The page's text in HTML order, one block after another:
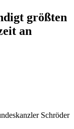
größten
an
Schröder